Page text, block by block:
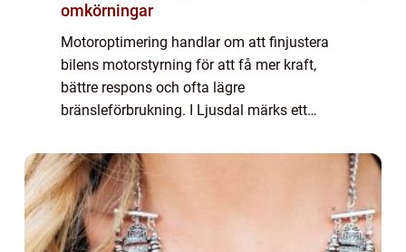
omkörningar
Motoroptimering handlar om att finjustera
bilens motorstyrning för att få mer kraft,
bättre respons och ofta lägre
bränsleförbrukning. I Ljusdal märks ett
pendlare och yrkesförare som vill ha en bil
som arb...